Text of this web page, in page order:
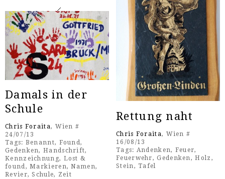
Rettung naht
Chris Foraita, Wien #
16/08/13
Tags: Andenken, Feuer,
Feuerwehr,Gedenken ,Holz ,
Stein ,Tafel
Damals in der
Schule
Chris Foraita, Wien #
24/07/13
Tags: Benannt, Found,
Gedenken,Handschrift,
Kennzeichnung, Lost &
found,Markieren,Namen,
Revier,Schule, Zeit